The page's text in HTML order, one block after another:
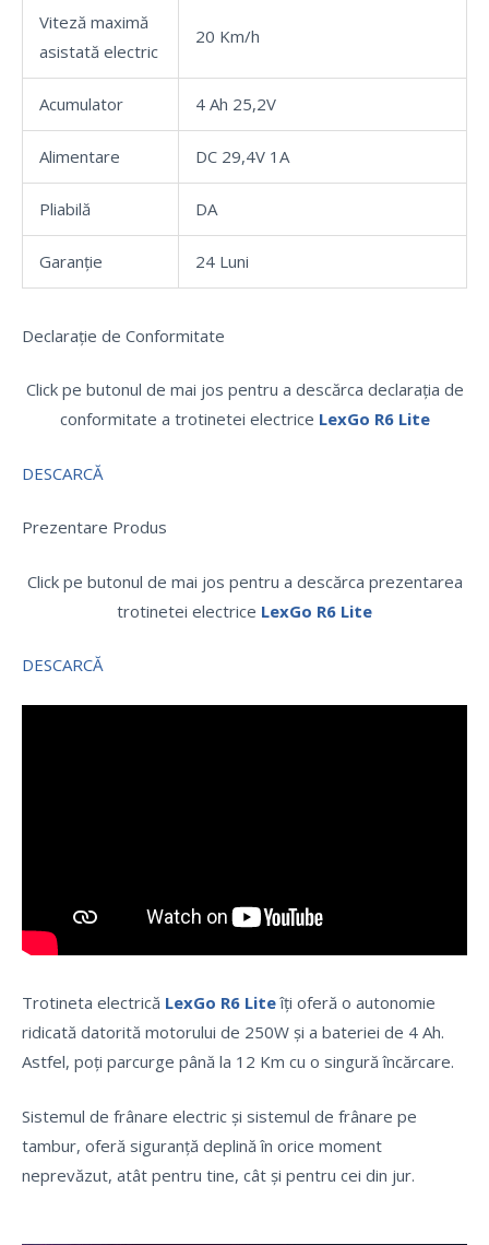
Viteză maximă
asistată electric
20 Km/h
Acumulator 4 Ah 25,2V
Alimentare DC 29,4V 1A
Pliabilă DA
Garanție 24 Luni
Declarație de Conformitate
Click pe butonul de mai jos pentru a descărca declarația de
conformitate a trotinetei electrice LexGo R6 Lite
DESCARCĂ
Prezentare Produs
Click pe butonul de mai jos pentru a descărca prezentarea
trotinetei electrice LexGo R6 Lite
DESCARCĂ
Trotineta electrică LexGo R6 Liteîți oferă o autonomie
ridicată datorită motorului de 250W și a bateriei de 4 Ah.
Astfel, poți parcurge până la 12 Km cu o singură încărcare.
Sistemul de frânare electric și sistemul de frânare pe
tambur, oferă siguranță deplină în orice moment
neprevăzut, atât pentru tine, cât și pentru cei din jur.